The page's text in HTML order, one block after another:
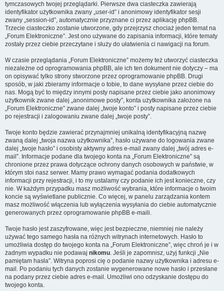
tymczasowych twojej przeglądarki. Pierwsze dwa ciasteczka zawierają
identyfikator użytkownika zwany „user-id” i anonimowy identyfikator sesji
zwany „session-id”, automatycznie przyznane ci przez aplikację phpBB.
Trzecie ciasteczko zostanie utworzone, gdy przejrzysz chociaż jeden temat na
„Forum Elektroniczne”. Jest ono używane do zapisania informacji, które tematy
zostały przez ciebie przeczytane i służy do ułatwienia ci nawigacji na forum.
W czasie przeglądania „Forum Elektroniczne” możemy też utworzyć ciasteczka
niezależne od oprogramowania phpBB, ale ich ten dokument nie dotyczy – ma
on opisywać tylko strony stworzone przez oprogramowanie phpBB. Drugi
sposób, w jaki zbieramy informacje o tobie, to dane wysyłane przez ciebie do
nas. Mogą być to między innymi posty napisane przez ciebie jako anonimowy
użytkownik zwane dalej „anonimowe posty”, konta użytkownika założone na
„Forum Elektroniczne” zwane dalej „twoje konto” i posty napisane przez ciebie
po rejestracji i zalogowaniu zwane dalej „twoje posty”.
Twoje konto będzie zawierać przynajmniej unikalną identyfikacyjną nazwę
zwaną dalej „twoja nazwa użytkownika”, hasło używane do logowania zwane
dalej „twoje hasło” i osobisty aktywny adres e-mail zwany dalej „twój adres e-
mail”. Informacje podane dla twojego konta na „Forum Elektroniczne” są
chronione przez prawa dotyczące ochrony danych osobowych w państwie, w
którym stoi nasz serwer. Mamy prawo wymagać podania dodatkowych
informacji przy rejestracji, i to my ustalamy czy podanie ich jest konieczne, czy
nie. W każdym przypadku masz możliwość wybrania, które informacje o twoim
koncie są wyświetlane publicznie. Co więcej, w panelu zarządzania kontem
masz możliwość włączenia lub wyłączenia wysyłania do ciebie automatycznie
generowanych przez oprogramowanie phpBB e-maili.
Twoje hasło jest zaszyfrowane, więc jest bezpieczne, niemniej nie należy
używać tego samego hasła na różnych witrynach internetowych. Hasło to
umożliwia dostęp do twojego konta na „Forum Elektroniczne”, więc chroń je i w
żadnym wypadku nie podawaj nikomu. Jeśli je zapomnisz, użyj funkcji „Nie
pamiętam hasła”. Witryna poprosi cię o podanie nazwy użytkownika i adresu e-
mail. Po podaniu tych danych zostanie wygenerowane nowe hasło i przesłane
na podany przez ciebie adres e-mail. Umożliwi ono odzyskanie dostępu do
twojego konta.